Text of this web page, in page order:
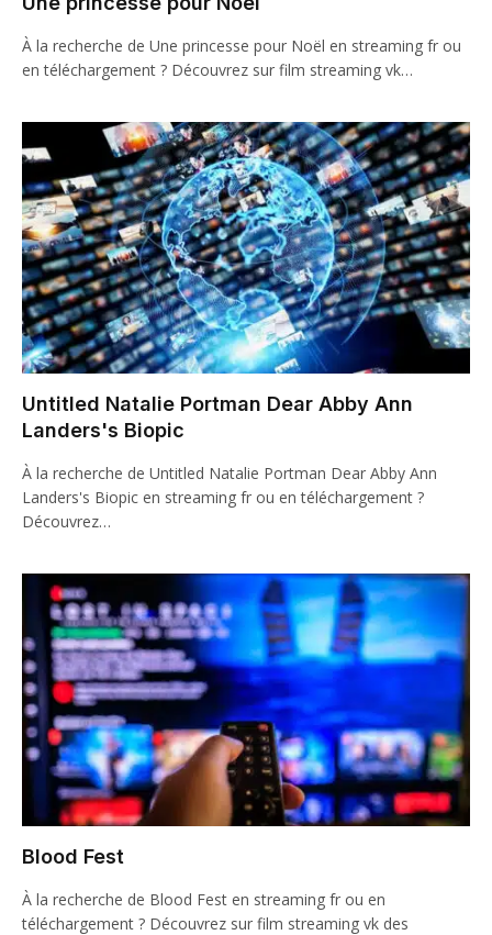
À la recherche de Une princesse pour Noël en streaming fr ou
en téléchargement ? Découvrez sur film streaming vk…
Untitled Natalie Portman Dear Abby Ann
Landers's Biopic
À la recherche de Untitled Natalie Portman Dear Abby Ann
Landers's Biopic en streaming fr ou en téléchargement ?
Découvrez…
Blood Fest
À la recherche de Blood Fest en streaming fr ou en
téléchargement ? Découvrez sur film streaming vk des